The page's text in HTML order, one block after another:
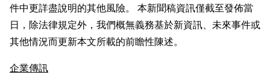
件中更詳盡說明的其他風險。 本新聞稿資訊僅截至發佈當
日，除法律規定外，我們概無義務基於新資訊、未來事件或
其他情況而更新本文所載的前瞻性陳述。
企業傳訊